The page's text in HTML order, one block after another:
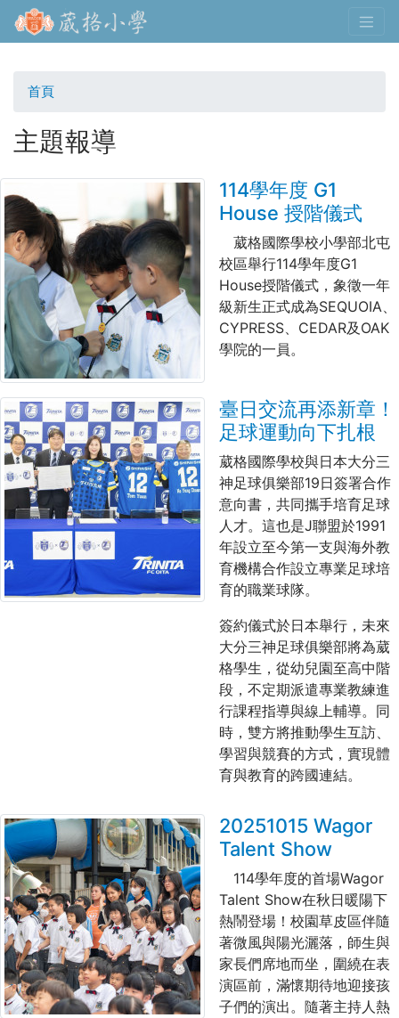
首頁
主題報導
114學年度 G1
House 授階儀式
葳格國際學校小學部北屯
校區舉行114學年度G1
House授階儀式，象徵一年
級新生正式成為SEQUOIA、
CYPRESS、 CEDAR及 OAK
學院的一員。
臺日交流再添新章！
足球運動向下扎根
葳格國際學校與日本大分三
神足球俱樂部19日簽署合作
意向書，共同攜手培育足球
人才。這也是J聯盟於1991
年設立至今第一支與海外教
育機構合作設立專業足球培
育的職業球隊。
簽約儀式於日本舉行，未來
大分三神足球俱樂部將為葳
格學生，從幼兒園至高中階
段，不定期派遣專業教練進
行課程指導與線上輔導。同
時，雙方將推動學生互訪、
學習與競賽的方式，實現體
育與教育的跨國連結。
20251015 Wagor
Talent Show
114學年度的首場Wagor
Talent Show在秋日暖陽下
熱鬧登場！校園草皮區伴隨
著微風與陽光灑落，師生與
家長們席地而坐，圍繞在表
演區前，滿懷期待地迎接孩
子們的演出。隨著主持人熱